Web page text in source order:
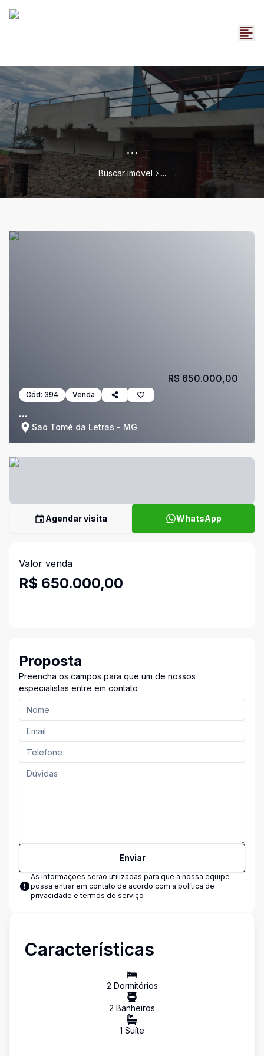
...
Buscar imóvel ...
Cód: 394 Venda
...
Sao Tomé da Letras - MG
R$ 650.000,00
Agendar visita WhatsApp
Valor venda
R$ 650.000,00
Proposta
Preencha os campos para que um de nossos
especialistas entre em contato
Enviar
As informações serão utilizadas para que a nossa equipe
possa entrar em contato de acordo com a política de
privacidade e termos de serviço
Características
2 Dormitórios
2 Banheiros
1 Suíte